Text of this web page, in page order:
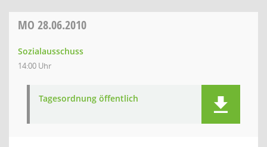
MO 28.06.2010
Sozialausschuss
14:00 Uhr
Tagesordnung öffentlich